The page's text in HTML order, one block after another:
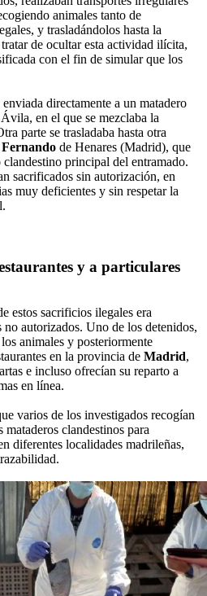
animales tanto de
y trasladándolos hasta la
de ocultar esta actividad ilícita,
con el fin de simular que los
directamente a un matadero
en el que se mezclaba la
parte se trasladaba hasta otra
Fernando de Henares (Madrid), que
principal del entramado.
sacrificados sin autorización, en
muy deficientes y sin respetar la
y a particulares
estos sacrificios ilegales era
no autorizados. Uno de los detenidos,
animales y posteriormente
en la provincia de Madrid,
e incluso ofrecían su reparto a
en línea.
varios de los investigados recogían
clandestinos para
diferentes localidades madrileñas,